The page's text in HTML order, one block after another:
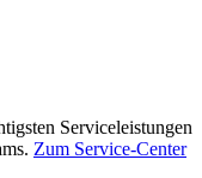
Serviceleistungen
Zum Service-Center